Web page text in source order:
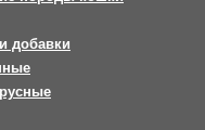
добавки